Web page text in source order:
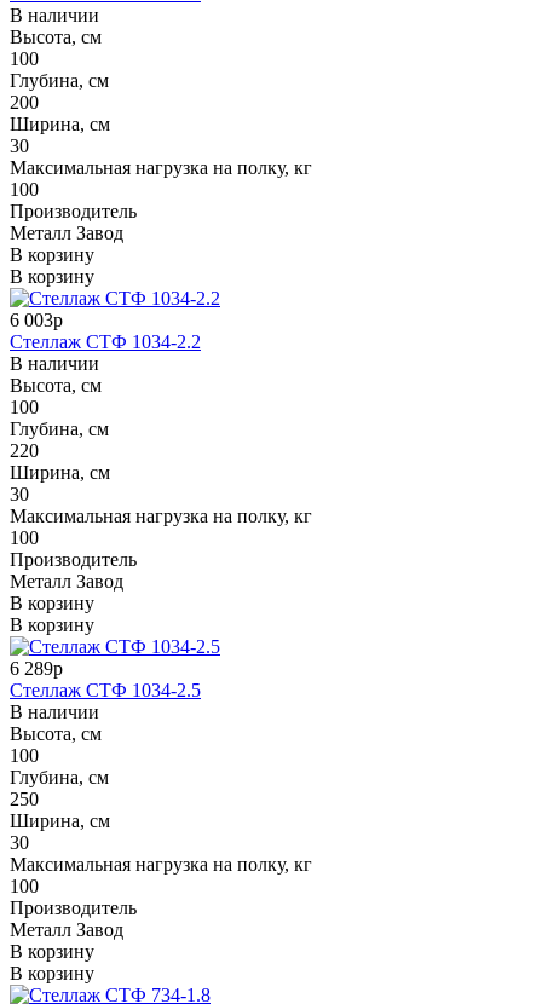
В наличии
Высота, см
100
Глубина, см
200
Ширина, см
30
Максимальная нагрузка на полку, кг
100
Производитель
Металл Завод
В корзину
В корзину
6 003р
Стеллаж СТФ 1034-2.2
В наличии
Высота, см
100
Глубина, см
220
Ширина, см
30
Максимальная нагрузка на полку, кг
100
Производитель
Металл Завод
В корзину
В корзину
6 289р
Стеллаж СТФ 1034-2.5
В наличии
Высота, см
100
Глубина, см
250
Ширина, см
30
Максимальная нагрузка на полку, кг
100
Производитель
Металл Завод
В корзину
В корзину